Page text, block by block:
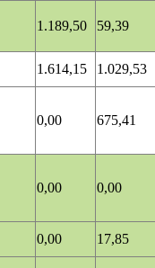
1.189,50 59,39
1.614,15
1.029,53
0,00 675,41
0,00 0,00
0,00
17,85